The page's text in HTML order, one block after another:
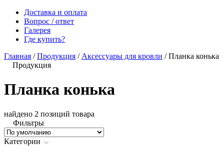
Доставка и оплата
Вопрос / ответ
Галерея
Где купить?
Главная / Продукция / Аксессуары для кровли / Планка конька
Продукция
Планка конька
найдено 2 позиций товара
Фильтры
Категории